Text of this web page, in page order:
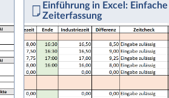
Einführung in Excel: Einfache
Zeiterfassung